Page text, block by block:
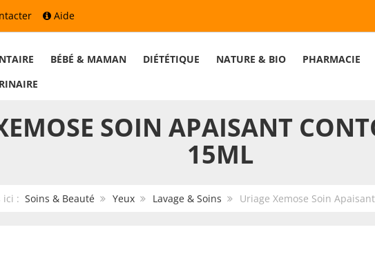
Aide
BÉBÉ & MAMAN DIÉTÉTIQUE NATURE & BIO PHARMACIE
SOIN APAISANT
15ML
ici : Soins & Beauté Yeux Lavage & Soins Uriage Xemose Soin